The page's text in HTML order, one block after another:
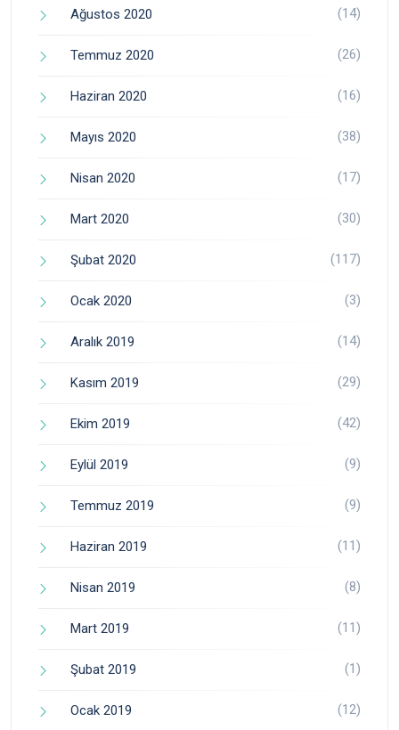
Ağustos 2020 (14)
Temmuz 2020 (26)
Haziran 2020 (16)
Mayıs 2020 (38)
Nisan 2020 (17)
Mart 2020 (30)
Şubat 2020 (117)
Ocak 2020 (3)
Aralık 2019 (14)
Kasım 2019 (29)
Ekim 2019 (42)
Eylül 2019 (9)
Temmuz 2019 (9)
Haziran 2019 (11)
Nisan 2019 (8)
Mart 2019 (11)
Şubat 2019 (1)
Ocak 2019 (12)